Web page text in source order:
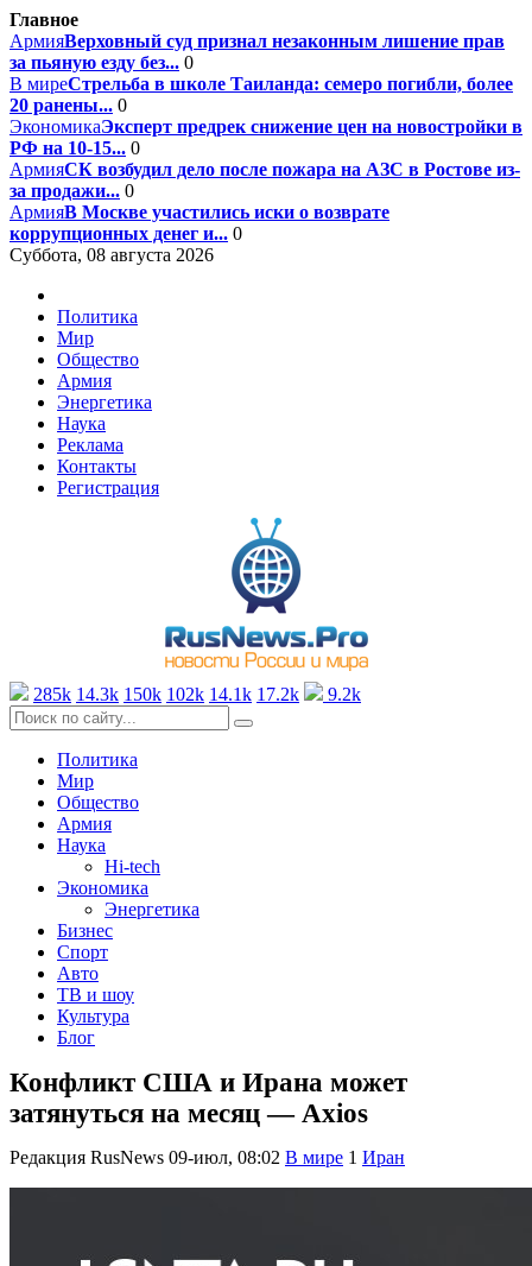
Главное
АрмияВерховный суд признал незаконным лишение прав
за пьяную езду без... 0
В миреСтрельба в школе Таиланда: семеро погибли, более
20 ранены... 0
ЭкономикаЭксперт предрек снижение цен на новостройки в
РФ на 10-15... 0
АрмияСК возбудил дело после пожара на АЗС в Ростове из-
за продажи... 0
АрмияВ Москве участились иски о возврате
коррупционных денег и... 0
Суббота, 08 августа 2026
Политика
Мир
Общество
Армия
Энергетика
Наука
Реклама
Контакты
Регистрация
285k 14.3k 150k 102k 14.1k 17.2k 9.2k
Политика
Мир
Общество
Армия
Наука
Hi-tech
Экономика
Энергетика
Бизнес
Спорт
Авто
ТВ и шоу
Культура
Блог
Конфликт США и Ирана может
затянуться на месяц — Axios
Редакция RusNews 09-июл, 08:02 В мире 1 Иран